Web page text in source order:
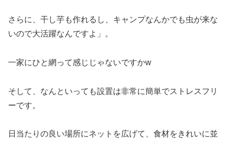
さらに、干し芋も作れるし、キャンプなんかでも虫が来な
いので大活躍なんですよ」。
一家にひと網って感じじゃないですかw
そして、なんといっても設置は非常に簡単でストレスフリ
ーです。
日当たりの良い場所にネットを広げて、食材をきれいに並